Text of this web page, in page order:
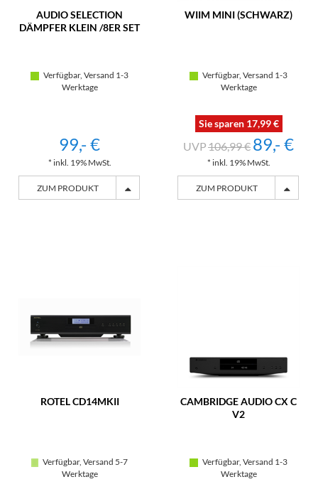
AUDIO SELECTION
DÄMPFER KLEIN /8ER SET
Verfügbar, Versand 1-3
Werktage
99,- €
* inkl. 19% MwSt.
ZUM PRODUKT
WIIM MINI (SCHWARZ)
Verfügbar, Versand 1-3
Werktage
Sie sparen 17,99 €
106,99 € 89,- €
* inkl. 19% MwSt.
ZUM PRODUKT
ROTEL CD14MKII
Verfügbar, Versand 5-7
Werktage
CAMBRIDGE AUDIO CX C
V2
Verfügbar, Versand 1-3
Werktage